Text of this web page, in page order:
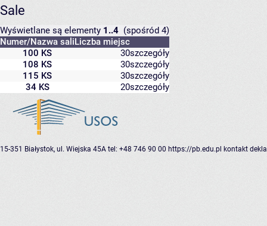
Sale
Wyświetlane są elementy 1..4 (spośród 4)
Numer/Nazwa saliLiczba miejsc
100 KS
30szczegóły
108 KS
30szczegóły
115 KS
30szczegóły
34 KS
20szczegóły
15-351 Białystok, ul. Wiejska 45A tel: +48 746 90 00 https://pb.edu.pl kontakt